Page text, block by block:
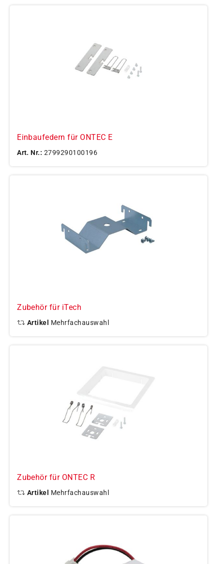
Einbaufedern für ONTEC E
Art. Nr.: 2799290100196
Zubehör für iTech
Artikel Mehrfachauswahl
Zubehör für ONTEC R
Artikel Mehrfachauswahl